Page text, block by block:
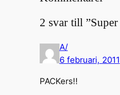
2 svar till
A/
6 februari, 2011
PACKers!!